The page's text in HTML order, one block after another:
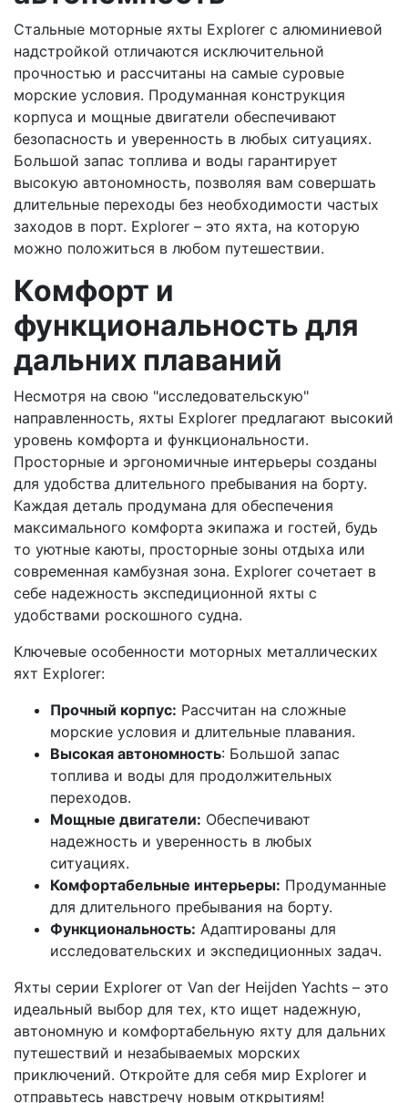
Стальные моторные яхты Explorer с алюминиевой
надстройкой отличаются исключительной
прочностью и рассчитаны на самые суровые
морские условия. Продуманная конструкция
корпуса и мощные двигатели обеспечивают
безопасность и уверенность в любых ситуациях.
Большой запас топлива и воды гарантирует
высокую автономность, позволяя вам совершать
длительные переходы без необходимости частых
заходов в порт. Explorer – это яхта, на которую
можно положиться в любом путешествии.
Комфорт и
функциональность для
дальних плаваний
Несмотря на свою "исследовательскую"
направленность, яхты Explorer предлагают высокий
уровень комфорта и функциональности.
Просторные и эргономичные интерьеры созданы
для удобства длительного пребывания на борту.
Каждая деталь продумана для обеспечения
максимального комфорта экипажа и гостей, будь
то уютные каюты, просторные зоны отдыха или
современная камбузная зона. Explorer сочетает в
себе надежность экспедиционной яхты с
удобствами роскошного судна.
Ключевые особенности моторных металлических
яхт Explorer:
Прочный корпус: Рассчитан на сложные
морские условия и длительные плавания.
Высокая автономность: Большой запас
топлива и воды для продолжительных
переходов.
Мощные двигатели: Обеспечивают
надежность и уверенность в любых
ситуациях.
Комфортабельные интерьеры: Продуманные
для длительного пребывания на борту.
Функциональность: Адаптированы для
исследовательских и экспедиционных задач.
Яхты серии Explorer от Van der Heijden Yachts – это
идеальный выбор для тех, кто ищет надежную,
автономную и комфортабельную яхту для дальних
путешествий и незабываемых морских
приключений. Откройте для себя мир Explorer и
отправьтесь навстречу новым открытиям!